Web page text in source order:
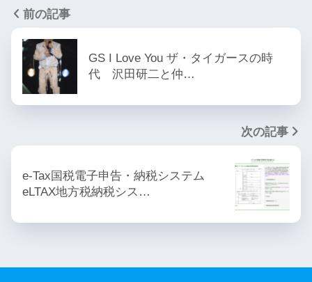
前の記事
GS I Love You ザ・タイガースの時
代 沢田研二と仲…
次の記事
e-Tax国税電子申告・納税システム
eLTAX地方税納税シス…